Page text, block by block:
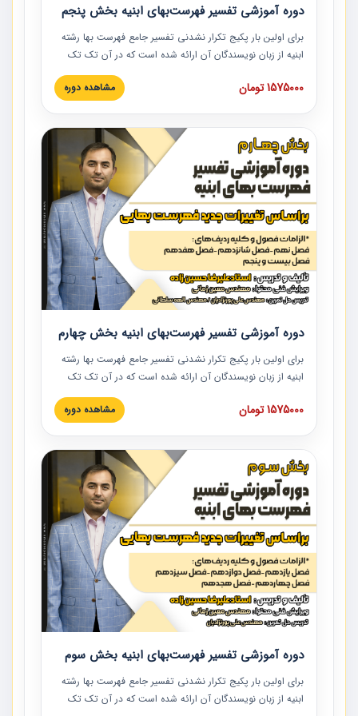
دوره آموزشی تفسیر فهرست‌بهای ابنیه بخش پنجم
برای اولین بار پکیج تکرار نشدنی تفسیر جامع فهرست بها رشته
ابنیه از زبان نویسندگان آن ارائه شده است که در آن تک تک
ردیف ها و مطالب فهرست بها تفسیر و ارائه شده است. این
دوره به صورت کامل تصویری بوده و به همراه تصاویر عملیات
دوره با کلام مهندس علیرضاحسین‌زاده مدیر پروژه مهندسی
مشاور در امر بازنگری فهرست بها رشته ابنیه ارائه شده و به تمام
همکارانی که در حوزه صنعت ساخت در حال فعالیت هستند حتما
توصیه می کنیم از مطالب این دوره استفاده نمایند.
1575000 تومان مشاهده دوره
دوره آموزشی تفسیر فهرست‌بهای ابنیه بخش چهارم
برای اولین بار پکیج تکرار نشدنی تفسیر جامع فهرست بها رشته
ابنیه از زبان نویسندگان آن ارائه شده است که در آن تک تک
ردیف ها و مطالب فهرست بها تفسیر و ارائه شده است. این
دوره به صورت کامل تصویری بوده و به همراه تصاویر عملیات
دوره با کلام مهندس علیرضاحسین‌زاده مدیر پروژه مهندسی
مشاور در امر بازنگری فهرست بها رشته ابنیه ارائه شده و به تمام
همکارانی که در حوزه صنعت ساخت در حال فعالیت هستند حتما
توصیه می کنیم از مطالب این دوره استفاده نمایند.
1575000 تومان مشاهده دوره
دوره آموزشی تفسیر فهرست‌بهای ابنیه بخش سوم
برای اولین بار پکیج تکرار نشدنی تفسیر جامع فهرست بها رشته
ابنیه از زبان نویسندگان آن ارائه شده است که در آن تک تک